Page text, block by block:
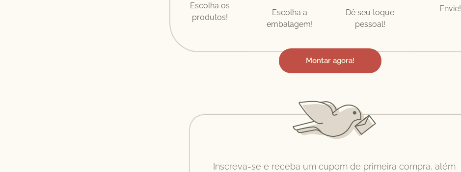
Escolha os
produtos!
Escolha a
embalagem!
Dê seu toque
pessoal!
Envie!
Montar agora!
Inscreva-se e receba um cupom de primeira compra, além